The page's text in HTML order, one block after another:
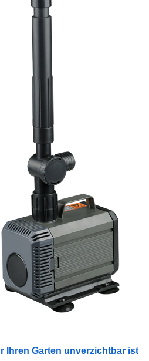
Ihren Garten unverzichtbar ist